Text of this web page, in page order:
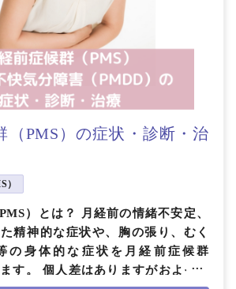
（PMS）の症状・診断・治
）
）とは？ 月経前の情緒不安定、
精神的な症状や、胸の張り、むく
の身体的な症状を月経前症候群
す。 個人差はありますがおよそ月